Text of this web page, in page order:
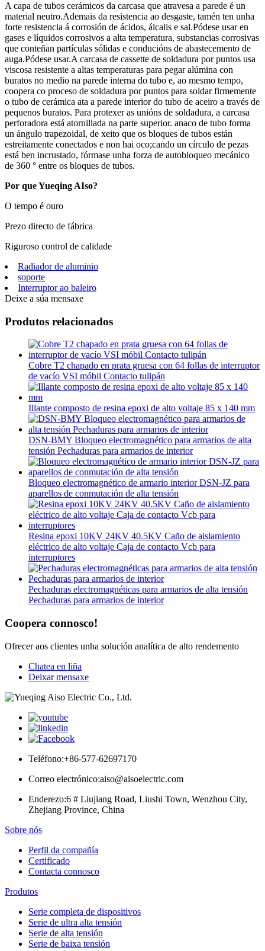
A capa de tubos cerámicos da carcasa que atravesa a parede é un
material neutro.Ademais da resistencia ao desgaste, tamén ten unha
forte resistencia á corrosión de ácidos, álcalis e sal.Pódese usar en
gases e líquidos corrosivos a alta temperatura, substancias corrosivas
que conteñan partículas sólidas e conducións de abastecemento de
auga.Pódese usar.A carcasa de cassette de soldadura por puntos usa
viscosa resistente a altas temperaturas para pegar alúmina con
buratos no medio na parede interna do tubo e, ao mesmo tempo,
coopera co proceso de soldadura por puntos para soldar firmemente
o tubo de cerámica ata a parede interior do tubo de aceiro a través de
pequenos buratos. Para protexer as unións de soldadura, a carcasa
perforadora está atornillada na parte superior. anaco de tubo forma
un ángulo trapezoidal, de xeito que os bloques de tubos están
estreitamente conectados e non hai oco;cando un círculo de pezas
está ben incrustado, fórmase unha forza de autobloqueo mecánico
de 360 ​​° entre os bloques de tubos.
Por que Yueqing AIso?
O tempo é ouro
Prezo directo de fábrica
Riguroso control de calidade
Radiador de aluminio
soporte
Interruptor ao baleiro
Deixe a súa mensaxe
Produtos relacionados
Cobre T2 chapado en prata gruesa con 64 follas de interruptor
de vacío VSI móbil Contacto tulipán
Illante composto de resina epoxi de alto voltaje 85 x 140 mm
DSN-BMY Bloqueo electromagnético para armarios de alta
tensión Pechaduras para armarios de interior
Bloqueo electromagnético de armario interior DSN-JZ para
aparellos de conmutación de alta tensión
Resina epoxi 10KV 24KV 40.5KV Caño de aislamiento
eléctrico de alto voltaje Caja de contacto Vcb para
interruptores
Pechaduras electromagnéticas para armarios de alta tensión
Pechaduras para armarios de interior
Coopera connosco!
Ofrecer aos clientes unha solución analítica de alto rendemento
Chatea en liña
Deixar mensaxe
Teléfono:+86-577-62697170
Correo electrónico:aiso@aisoelectric.com
Enderezo:6 # Liujiang Road, Liushi Town, Wenzhou City,
Zhejiang Province, China
Sobre nós
Perfil da compañía
Certificado
Contacta connosco
Produtos
Serie completa de dispositivos
Serie de ultra alta tensión
Serie de alta tensión
Serie de baixa tensión